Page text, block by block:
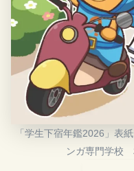
「学生下宿年鑑2026」表
ンガ専門学校